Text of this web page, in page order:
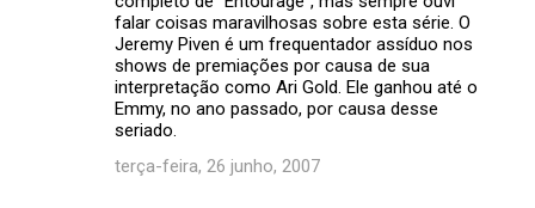
falar coisas maravilhosas sobre esta série. O
Jeremy Piven é um frequentador assíduo nos
shows de premiações por causa de sua
interpretação como Ari Gold. Ele ganhou até o
Emmy, no ano passado, por causa desse
seriado.
terça-feira, 26 junho, 2007